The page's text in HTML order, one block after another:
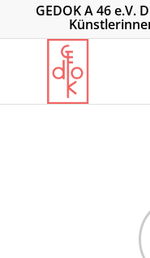
GEDOK A 46 e.V.